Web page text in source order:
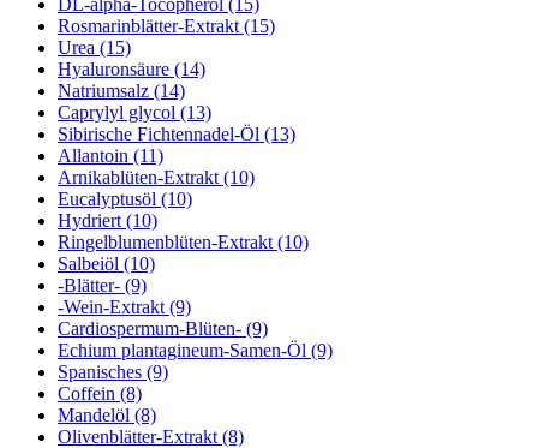
Rosmarinblätter-Extrakt (15)
Urea (15)
Hyaluronsäure (14)
Natriumsalz (14)
Caprylyl glycol (13)
Sibirische Fichtennadel-Öl (13)
Allantoin (11)
Arnikablüten-Extrakt (10)
Eucalyptusöl (10)
Hydriert (10)
Ringelblumenblüten-Extrakt (10)
Salbeiöl (10)
-Blätter- (9)
-Wein-Extrakt (9)
Cardiospermum-Blüten- (9)
Echium plantagineum-Samen-Öl (9)
Spanisches (9)
Coffein (8)
Mandelöl (8)
Olivenblätter-Extrakt (8)